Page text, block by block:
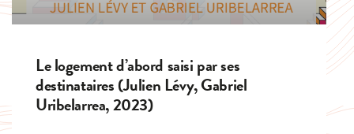
Le logement d’abord saisi par ses
destinataires (Julien Lévy, Gabriel
Uribelarrea, 2023)